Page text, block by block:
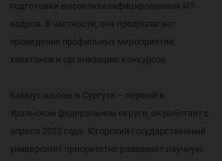
подготовки высококвалифицированных ИТ-
кадров. В частности, она предполагает
проведение профильных мероприятий,
хакатонов и организацию конкурсов.
Кампус школы в Сургуте – первый в
Уральском федеральном округе, он работает с
апреля 2023 года. Югорский государственный
университет приоритетно развивает научную